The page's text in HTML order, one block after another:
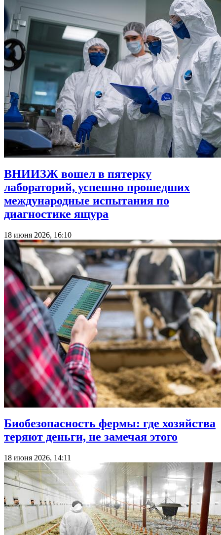
ВНИИЗЖ вошел в пятерку
лабораторий, успешно прошедших
международные испытания по
диагностике ящура
18 июня 2026, 16:10
Биобезопасность фермы: где хозяйства
теряют деньги, не замечая этого
18 июня 2026, 14:11